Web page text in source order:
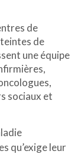
de
de
une équipe
sociaux et
qu’exige leur